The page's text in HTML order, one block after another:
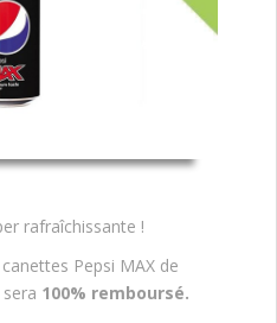
rafraîchissante !
Pepsi MAX de
100% remboursé.